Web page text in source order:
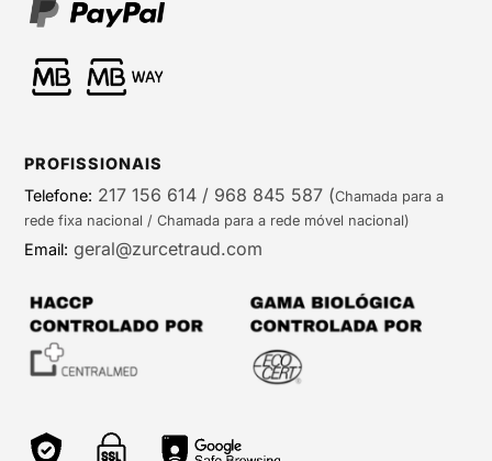
PROFISSIONAIS
Telefone: 217 156 614 / 968 845 587 (Chamada para a
rede fixa nacional / Chamada para a rede móvel nacional)
Email: geral@zurcetraud.com